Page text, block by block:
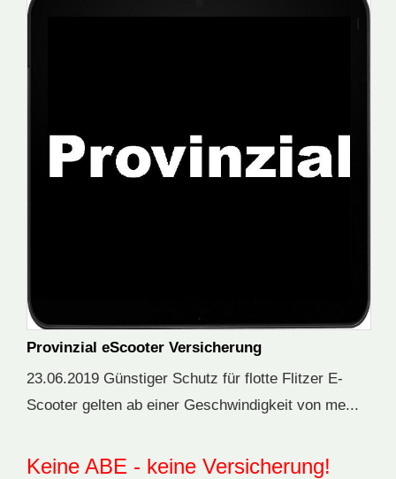
Provinzial eScooter Versicherung
23.06.2019 Günstiger Schutz für flotte Flitzer E-
Scooter gelten ab einer Geschwindigkeit von me...
Keine ABE - keine Versicherung!